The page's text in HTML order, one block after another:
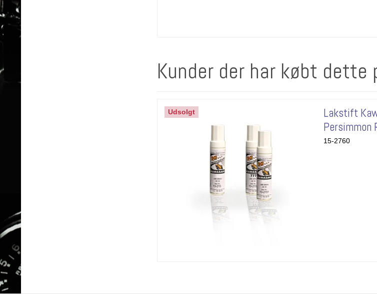
Kunder der har købt
Udsolgt
Lakstift
Persimmon
15-2760